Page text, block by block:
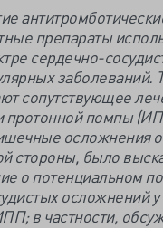
препараты
сердечно-
заболеваний.
сопутствующее
протонной помпы
осложнения
стороны, было
о потенциальном
осложнений у
в частности,